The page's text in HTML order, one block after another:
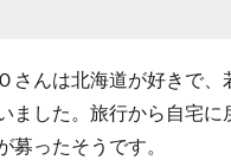
さんは北海道が好きで、
ました。旅行から自宅に
募ったそうです。